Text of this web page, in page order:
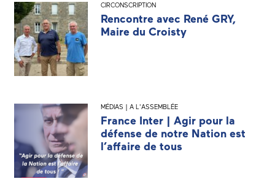
CIRCONSCRIPTION
Rencontre avec René GRY,
Maire du Croisty
MÉDIAS | A L'ASSEMBLÉE
France Inter | Agir pour la
défense de notre Nation est
l’affaire de tous